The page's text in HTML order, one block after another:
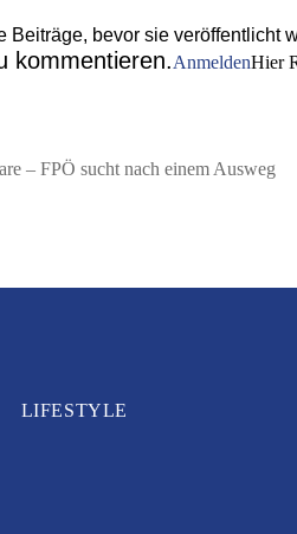
bevor sie veröffentlicht
kommentieren.AnmeldenHier
– FPÖ sucht nach einem Ausweg
LIFESTYLE